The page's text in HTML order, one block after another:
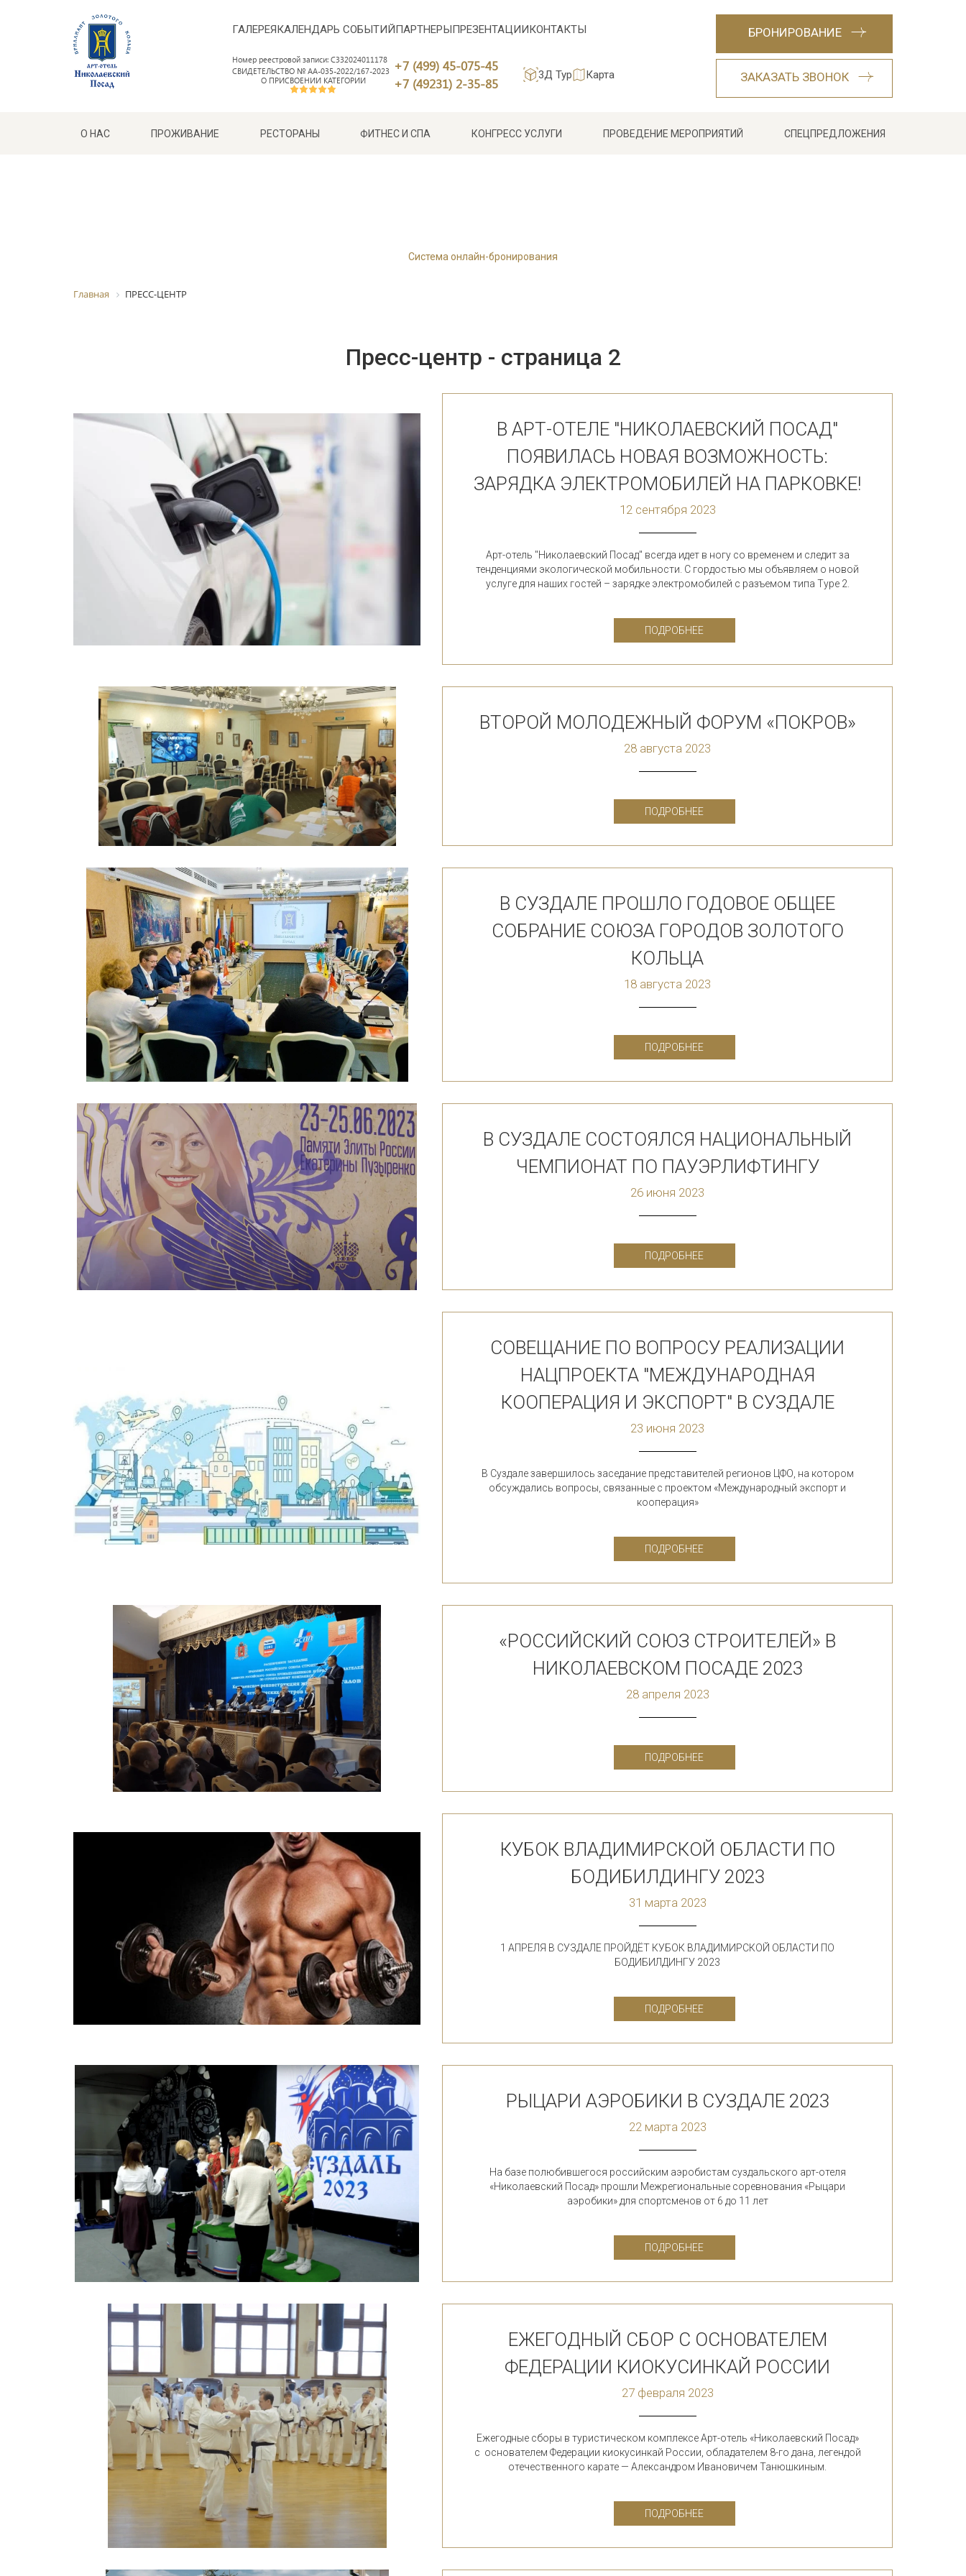
ГАЛЕРЕЯКАЛЕНДАРЬ СОБЫТИЙПАРТНЕРЫПРЕЗЕНТАЦИИКОНТАКТЫ
Номер реестровой записи: С332024011178
СВИДЕТЕЛЬСТВО № АА-035-2022/167-2023
О ПРИСВОЕНИИ КАТЕГОРИИ
+7 (499) 45-075-45
+7 (49231) 2-35-85
3Д Тур Карта
БРОНИРОВАНИЕ
ЗАКАЗАТЬ ЗВОНОК
О НАС ПРОЖИВАНИЕ РЕСТОРАНЫ ФИТНЕС И СПА КОНГРЕСС УСЛУГИ ПРОВЕДЕНИЕ МЕРОПРИЯТИЙ СПЕЦПРЕДЛОЖЕНИЯ
Система онлайн-бронирования
Главная ПРЕСС-ЦЕНТР
Пресс-центр - страница 2
В АРТ-ОТЕЛЕ "НИКОЛАЕВСКИЙ ПОСАД"
ПОЯВИЛАСЬ НОВАЯ ВОЗМОЖНОСТЬ:
ЗАРЯДКА ЭЛЕКТРОМОБИЛЕЙ НА ПАРКОВКЕ!
12 сентября 2023
Арт-отель "Николаевский Посад" всегда идет в ногу со временем и следит за
тенденциями экологической мобильности. С гордостью мы объявляем о новой
услуге для наших гостей – зарядке электромобилей с разъемом типа Type 2.
ПОДРОБНЕЕ
ВТОРОЙ МОЛОДЕЖНЫЙ ФОРУМ «ПОКРОВ»
28 августа 2023
ПОДРОБНЕЕ
В СУЗДАЛЕ ПРОШЛО ГОДОВОЕ ОБЩЕЕ
СОБРАНИЕ СОЮЗА ГОРОДОВ ЗОЛОТОГО
КОЛЬЦА
18 августа 2023
ПОДРОБНЕЕ
В СУЗДАЛЕ СОСТОЯЛСЯ НАЦИОНАЛЬНЫЙ
ЧЕМПИОНАТ ПО ПАУЭРЛИФТИНГУ
26 июня 2023
ПОДРОБНЕЕ
СОВЕЩАНИЕ ПО ВОПРОСУ РЕАЛИЗАЦИИ
НАЦПРОЕКТА "МЕЖДУНАРОДНАЯ
КООПЕРАЦИЯ И ЭКСПОРТ" В СУЗДАЛЕ
23 июня 2023
В Суздале завершилось заседание представителей регионов ЦФО, на котором
обсуждались вопросы, связанные с проектом «Международный экспорт и
кооперация»
ПОДРОБНЕЕ
«РОССИЙСКИЙ СОЮЗ СТРОИТЕЛЕЙ» В
НИКОЛАЕВСКОМ ПОСАДЕ 2023
28 апреля 2023
ПОДРОБНЕЕ
КУБОК ВЛАДИМИРСКОЙ ОБЛАСТИ ПО
БОДИБИЛДИНГУ 2023
31 марта 2023
1 АПРЕЛЯ В СУЗДАЛЕ ПРОЙДЁТ КУБОК ВЛАДИМИРСКОЙ ОБЛАСТИ ПО
БОДИБИЛДИНГУ 2023
ПОДРОБНЕЕ
РЫЦАРИ АЭРОБИКИ В СУЗДАЛЕ 2023
22 марта 2023
На базе полюбившегося российским аэробистам суздальского арт-отеля
«Николаевский Посад» прошли Межрегиональные соревнования «Рыцари
аэробики» для спортсменов от 6 до 11 лет
ПОДРОБНЕЕ
ЕЖЕГОДНЫЙ СБОР С ОСНОВАТЕЛЕМ
ФЕДЕРАЦИИ КИОКУСИНКАЙ РОССИИ
27 февраля 2023
Ежегодные сборы в туристическом комплексе Арт-отель «Николаевский Посад»
с основателем Федерации киокусинкай России, обладателем 8-го дана, легендой
отечественного карате — Александром Ивановичем Танюшкиным.
ПОДРОБНЕЕ